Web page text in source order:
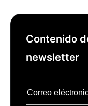
Contenido
newsletter